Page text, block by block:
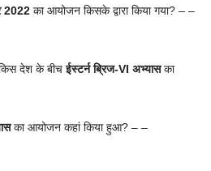
2022का आयोजन किसके द्वारा किया गया? – –
देश के बीचईस्टर्न ब्रिज-VI अभ्यासका
का आयोजन कहां किया हुआ? – –